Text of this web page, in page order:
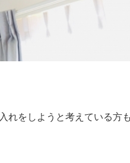
れをしようと考えている方